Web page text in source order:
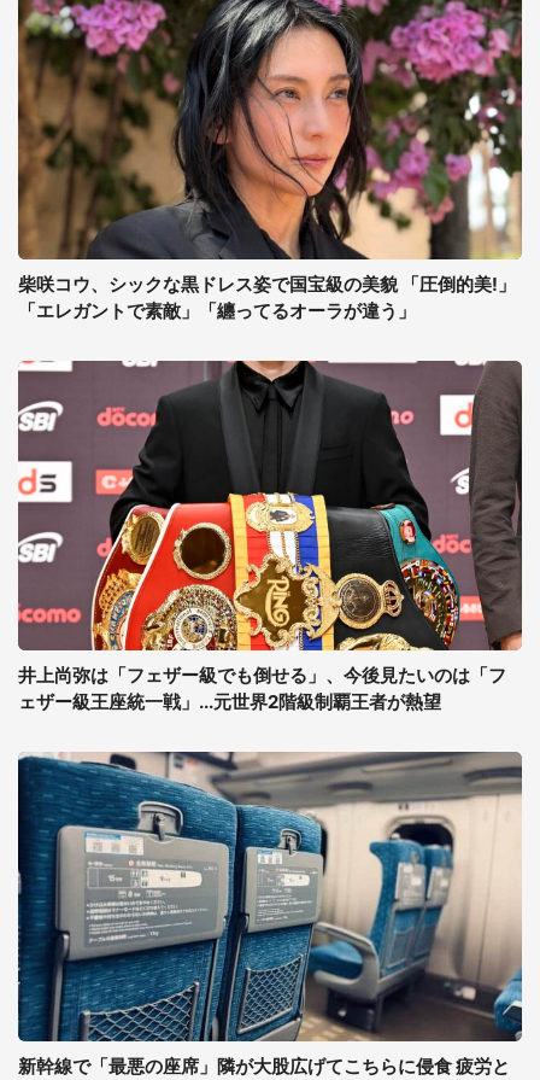
柴咲コウ、シックな黒ドレス姿で国宝級の美貌 「圧倒的美!」
「エレガントで素敵」「纏ってるオーラが違う」
井上尚弥は「フェザー級でも倒せる」、今後見たいのは「フ
ェザー級王座統一戦」...元世界2階級制覇王者が熱望
新幹線で「最悪の座席」隣が大股広げてこちらに侵食 疲労と